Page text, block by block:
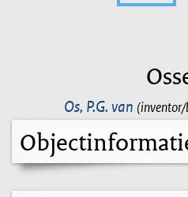
Os, P.G. van